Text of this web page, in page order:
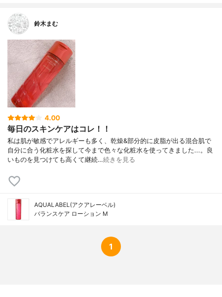
鈴木まむ
4.00
毎日のスキンケアはコレ！！
私は肌が敏感でアレルギーも多く、乾燥&部分的に皮脂が出る混合肌で
自分に合う化粧水を探して今まで色々な化粧水を使ってきました...。良
いものを見つけても高くて継続…続きを見る
AQUALABEL(アクアレーベル)
バランスケア ローション M
1